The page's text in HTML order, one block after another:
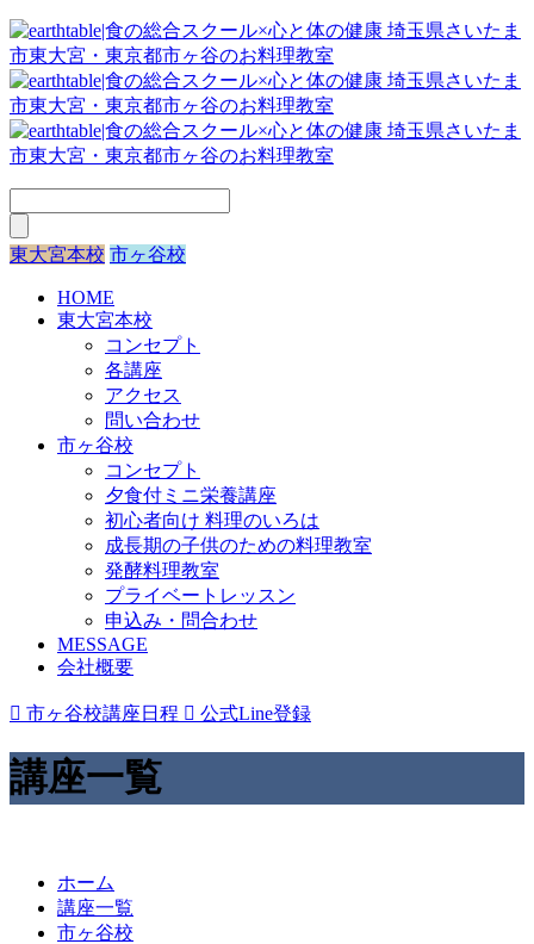
東大宮本校 市ヶ谷校
HOME
東大宮本校
コンセプト
各講座
アクセス
問い合わせ
市ヶ谷校
コンセプト
夕食付ミニ栄養講座
初心者向け 料理のいろは
成長期の子供のための料理教室
発酵料理教室
プライベートレッスン
申込み・問合わせ
MESSAGE
会社概要
 市ヶ谷校講座日程  公式Line登録
講座一覧
ホーム
講座一覧
市ヶ谷校